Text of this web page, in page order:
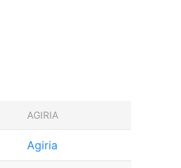
AGIRIA
Agiria